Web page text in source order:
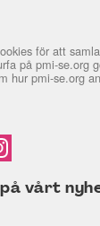
för att
på pmi-se.org
hur pmi-se.org
vårt